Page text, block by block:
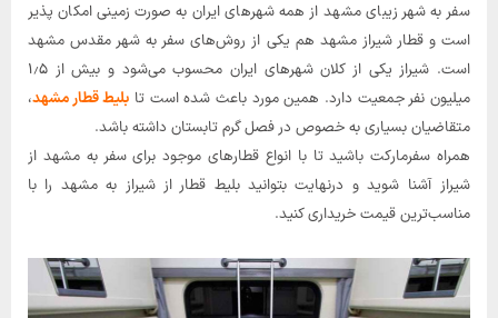
سفر به شهر زیبای مشهد از همه شهرهای ایران به صورت زمینی امکان پذیر
است و قطار شیراز مشهد هم یکی از روش‌های سفر به شهر مقدس مشهد
است. شیراز یکی از کلان شهرهای ایران محسوب می‌شود و بیش از ۱٫۵
میلیون نفر جمعیت دارد. همین مورد باعث شده است تا بلیط قطار مشهد،
متقاضیان بسیاری به خصوص در فصل گرم تابستان داشته باشد.
همراه سفرمارکت باشید تا با انواع قطارهای موجود برای سفر به مشهد از
شیراز آشنا شوید و درنهایت بتوانید بلیط قطار از شیراز به مشهد را با
مناسب‌ترین قیمت خریداری کنید.